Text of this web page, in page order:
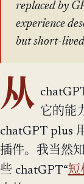
replaced by
experience
but short-
从 它的能
chatGPT plus
插件。我当然
些 chatGPT“短